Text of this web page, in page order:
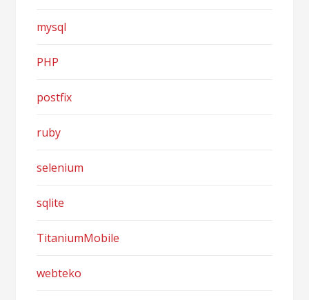
mysql
PHP
postfix
ruby
selenium
sqlite
TitaniumMobile
webteko